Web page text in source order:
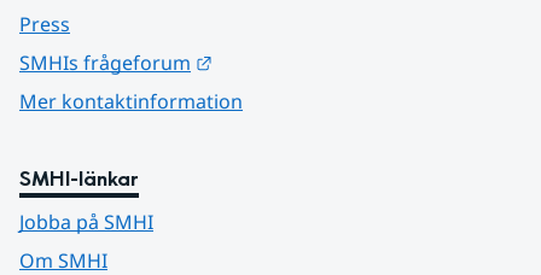
Press
SMHIs frågeforum
Mer kontaktinformation
SMHI-länkar
Jobba på SMHI
Om SMHI